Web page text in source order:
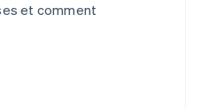
et comment